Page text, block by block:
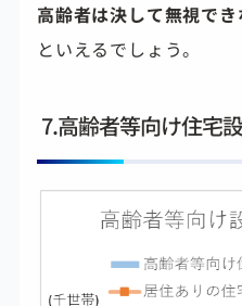
高齢者は決して無視で
といえるでしょう。
7.高齢者等向け住宅